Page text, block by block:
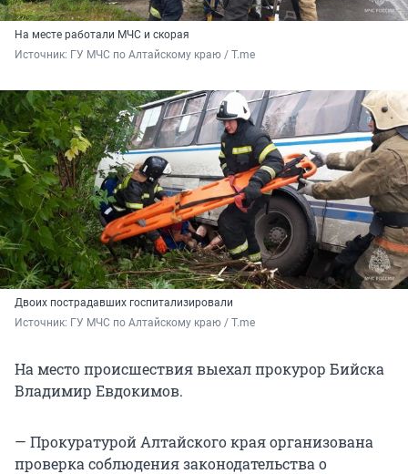
На месте работали МЧС и скорая
Источник: ГУ МЧС по Алтайскому краю / T.me
Двоих пострадавших госпитализировали
Источник: ГУ МЧС по Алтайскому краю / T.me
На место происшествия выехал прокурор Бийска
Владимир Евдокимов.
— Прокуратурой Алтайского края организована
проверка соблюдения законодательства о